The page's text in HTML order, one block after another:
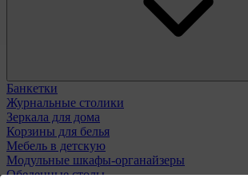
Банкетки
Журнальные столики
Зеркала для дома
Корзины для белья
Мебель в детскую
Модульные шкафы-органайзеры
Обеденные столы